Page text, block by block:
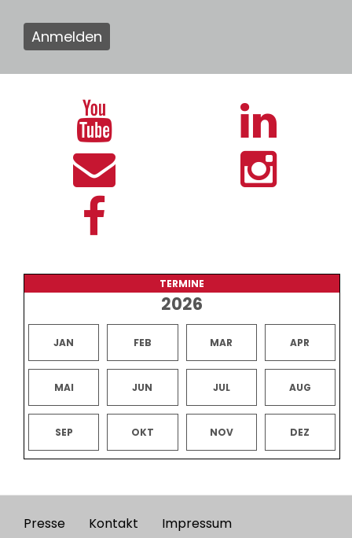
Anmelden
TERMINE
2026
JAN FEB MAR APR
MAI JUN JUL AUG
SEP OKT NOV DEZ
Presse Kontakt Impressum